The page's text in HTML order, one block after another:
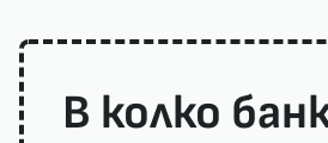
В колко